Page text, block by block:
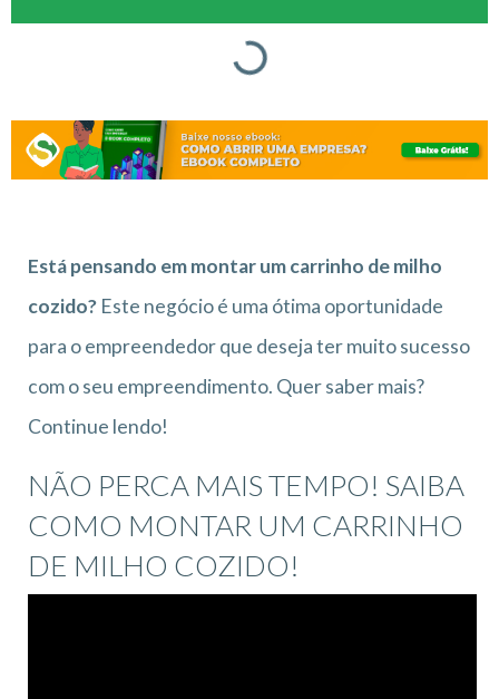
Está pensando em montar um carrinho de milho
cozido? Este negócio é uma ótima oportunidade
para o empreendedor que deseja ter muito sucesso
com o seu empreendimento. Quer saber mais?
Continue lendo!
NÃO PERCA MAIS TEMPO! SAIBA
COMO MONTAR UM CARRINHO
DE MILHO COZIDO!